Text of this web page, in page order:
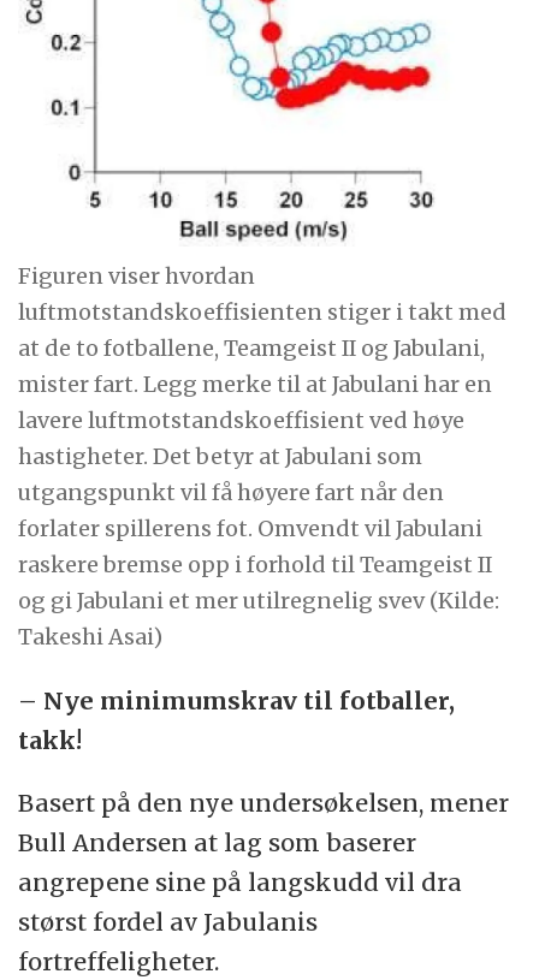
Figuren viser hvordan
luftmotstandskoeffisienten stiger i takt med
at de to fotballene, Teamgeist II og Jabulani,
mister fart. Legg merke til at Jabulani har en
lavere luftmotstandskoeffisient ved høye
hastigheter. Det betyr at Jabulani som
utgangspunkt vil få høyere fart når den
forlater spillerens fot. Omvendt vil Jabulani
raskere bremse opp i forhold til Teamgeist II
og gi Jabulani et mer utilregnelig svev (Kilde:
Takeshi Asai)
– Nye minimumskrav til fotballer,
takk!
Basert på den nye undersøkelsen, mener
Bull Andersen at lag som baserer
angrepene sine på langskudd vil dra
størst fordel av Jabulanis
fortreffeligheter.